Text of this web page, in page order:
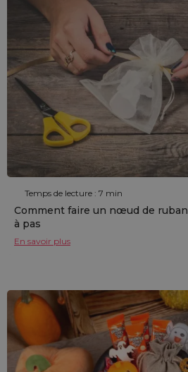
Temps de lecture : 7 min
Comment faire un nœud de
à pas
En savoir plus